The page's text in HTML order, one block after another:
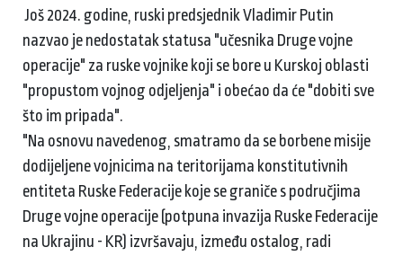
Još 2024. godine, ruski predsjednik Vladimir Putin
nazvao je nedostatak statusa "učesnika Druge vojne
operacije" za ruske vojnike koji se bore u Kurskoj oblasti
"propustom vojnog odjeljenja" i obećao da će "dobiti sve
što im pripada".
"Na osnovu navedenog, smatramo da se borbene misije
dodijeljene vojnicima na teritorijama konstitutivnih
entiteta Ruske Federacije koje se graniče s područjima
Druge vojne operacije (potpuna invazija Ruske Federacije
na Ukrajinu - KR) izvršavaju, između ostalog, radi